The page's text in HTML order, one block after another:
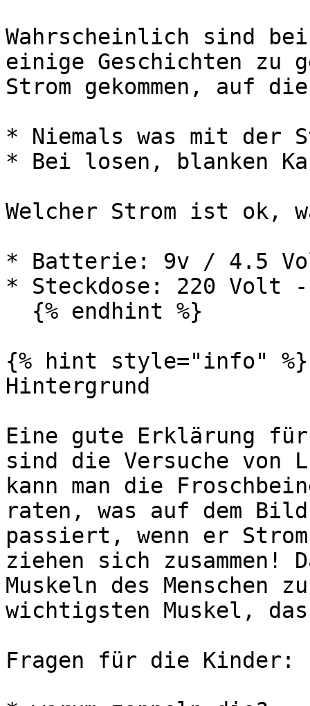
Wahrscheinlich sind
einige Geschichten zu
Strom gekommen, auf
* Niemals was mit der
* Bei losen, blanken
Welcher Strom ist ok,
* Batterie: 9v / 4.5
* Steckdose: 220 Volt -
{% hint style="info" %}
Hintergrund
Eine gute Erklärung
sind die Versuche von
kann man die
raten, was auf dem
passiert, wenn er
ziehen sich
Muskeln des Menschen
wichtigsten Muskel,
Fragen für die Kinder: